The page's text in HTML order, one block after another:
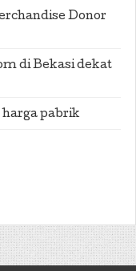
Donor
di Bekasi dekat
pabrik